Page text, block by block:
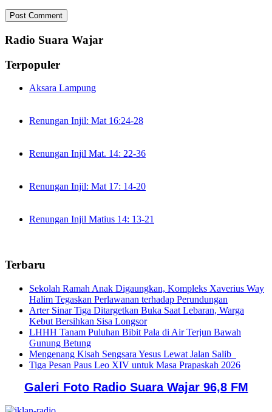
Radio Suara Wajar
Terpopuler
Aksara Lampung
Renungan Injil: Mat 16:24-28
Renungan Injil Mat. 14: 22-36
Renungan Injil: Mat 17: 14-20
Renungan Injil Matius 14: 13-21
Terbaru
Sekolah Ramah Anak Digaungkan, Kompleks Xaverius Way
Halim Tegaskan Perlawanan terhadap Perundungan
Arter Sinar Tiga Ditargetkan Buka Saat Lebaran, Warga
Kebut Bersihkan Sisa Longsor
LHHH Tanam Puluhan Bibit Pala di Air Terjun Bawah
Gunung Betung
Mengenang Kisah Sengsara Yesus Lewat Jalan Salib
Tiga Pesan Paus Leo XIV untuk Masa Prapaskah 2026
Galeri Foto Radio Suara Wajar 96,8 FM